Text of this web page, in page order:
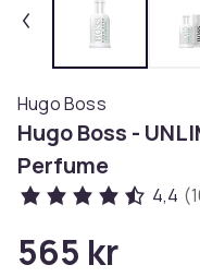
Hugo Boss
Hugo Boss -
Perfume
4,4
565 kr